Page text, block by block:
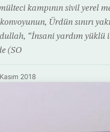
kampının sivil yerel
Ürdün sınırı
“İnsani yardım yüklü
(SO
2018